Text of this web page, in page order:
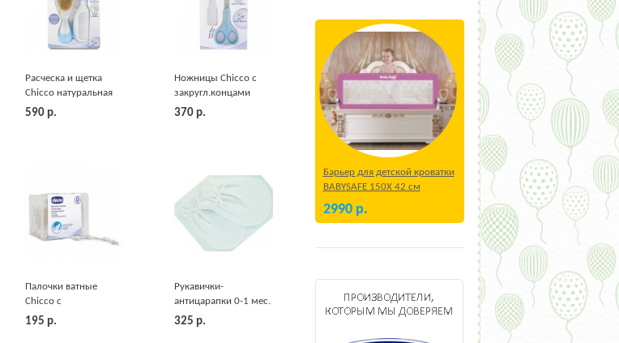
Расческа и щетка
Chicco натуральная
голубая 0-12 м.
590 р.
Ножницы Chicco с
закругл.концами
дет.голубые
370 р.
Палочки ватные
Chicco с
ограничителем 90 шт.
195 р.
Рукавички-
антицарапки 0-1 мес.
Bebe Confort
325 р.
Барьер для детской кроватки
BABYSAFE 150Х 42 см
Бежевый
2990 р.